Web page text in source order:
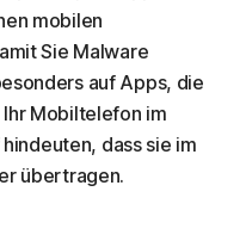
mobilen
Sie Malware
auf Apps, die
Mobiltelefon im
dass sie im
übertragen.